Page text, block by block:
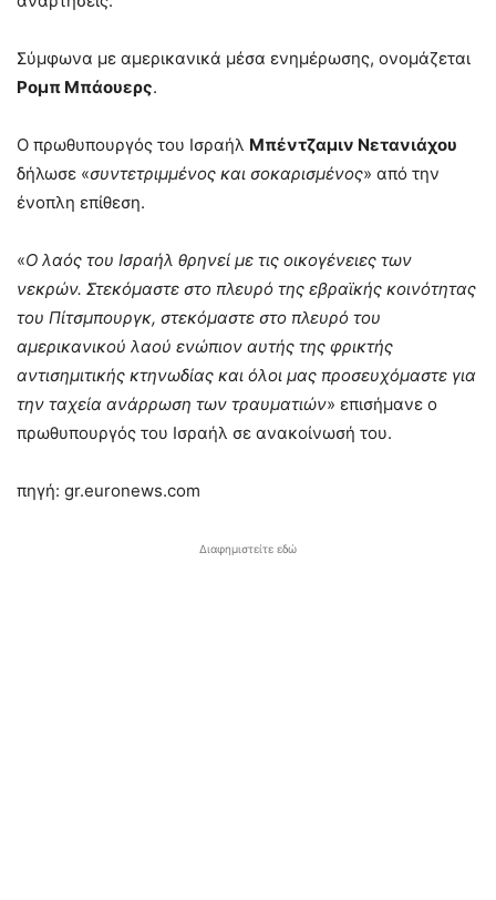
Σύμφωνα με αμερικανικά μέσα ενημέρωσης, ονομάζεται
Ρομπ Μπάουερς.
Ο πρωθυπουργός του Ισραήλ Μπέντζαμιν Νετανιάχου
δήλωσε «συντετριμμένος και σοκαρισμένος» από την
ένοπλη επίθεση.
«Ο λαός του Ισραήλ θρηνεί με τις οικογένειες των
νεκρών. Στεκόμαστε στο πλευρό της εβραϊκής κοινότητας
του Πίτσμπουργκ, στεκόμαστε στο πλευρό του
αμερικανικού λαού ενώπιον αυτής της φρικτής
αντισημιτικής κτηνωδίας και όλοι μας προσευχόμαστε για
την ταχεία ανάρρωση των τραυματιών» επισήμανε ο
πρωθυπουργός του Ισραήλ σε ανακοίνωσή του.
πηγή: gr.euronews.com
Διαφημιστείτε εδώ